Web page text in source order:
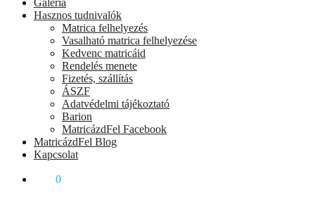
Galéria
Hasznos tudnivalók
Matrica felhelyezés
Vasalható matrica felhelyezése
Kedvenc matricáid
Rendelés menete
Fizetés, szállítás
ÁSZF
Adatvédelmi tájékoztató
Barion
MatricázdFel Facebook
MatricázdFel Blog
Kapcsolat
0